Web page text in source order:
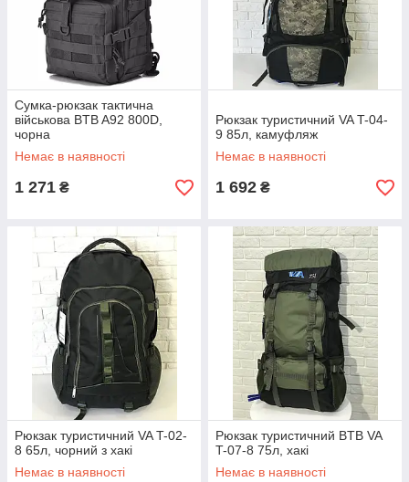
Сумка-рюкзак тактична
військова BTB A92 800D,
чорна
Немає в наявності
1 271 ₴
Рюкзак туристичний VA T-04-
9 85л, камуфляж
Немає в наявності
1 692 ₴
Рюкзак туристичний VA T-02-
8 65л, чорний з хакі
Немає в наявності
Рюкзак туристичний BTB VA
T-07-8 75л, хакі
Немає в наявності